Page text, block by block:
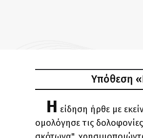
διαστημική
Υπόθεση
Η είδηση ήρθε με
ομολόγησε τις